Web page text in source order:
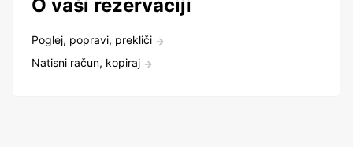
O vaši rezervaciji
Poglej, popravi, prekliči
Natisni račun, kopiraj